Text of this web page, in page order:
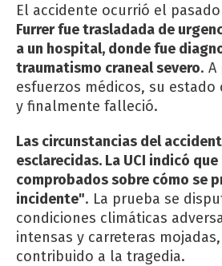
El accidente ocurrió el
Furrer fue trasladada de
a un hospital, donde fue
traumatismo craneal severo.
esfuerzos médicos, su
y finalmente falleció.
Las circunstancias del
esclarecidas. La UCI indicó
comprobados sobre cómo se
incidente". La prueba se
condiciones climáticas
intensas y carreteras
contribuido a la tragedia.